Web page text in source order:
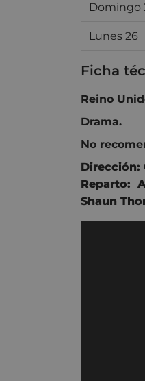
Domingo
Lunes 26
Ficha
Reino
Drama.
No
Dirección:
Reparto:
Shaun